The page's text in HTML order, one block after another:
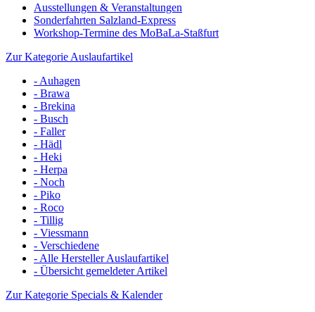
Ausstellungen & Veranstaltungen
Sonderfahrten Salzland-Express
Workshop-Termine des MoBaLa-Staßfurt
Zur Kategorie Auslaufartikel
- Auhagen
- Brawa
- Brekina
- Busch
- Faller
- Hädl
- Heki
- Herpa
- Noch
- Piko
- Roco
- Tillig
- Viessmann
- Verschiedene
- Alle Hersteller Auslaufartikel
- Übersicht gemeldeter Artikel
Zur Kategorie Specials & Kalender